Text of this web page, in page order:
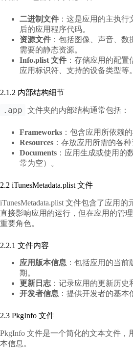
二进制文件 ：这是应用的主执
后的应用程序代码。
资源文件 ：包括图像、声音、数
需要的静态资源。
Info.plist 文件 ：存储应用的配置
应用标识符、支持的设备类型等。
2.1.2 内部结构细节
.app 文件夹的内部结构通常包括：
Frameworks ：包含应用所依赖
Resources ：存放应用所需的各种
Documents ：应用生成或使用的
常为空）。
2.2 iTunesMetadata.plist 文件
iTunesMetadata.plist 文件包含了应用
直接影响应用的运行，但在应用的管
重要角色。
2.2.1 文件内容
应用版本信息 ：包括应用的当前
期。
更新日志：记录应用的更新历史
开发者信息 ：提供开发者的基本
2.3 PkgInfo 文件
PkgInfo 文件是一个简化的文本文件，
本信息。